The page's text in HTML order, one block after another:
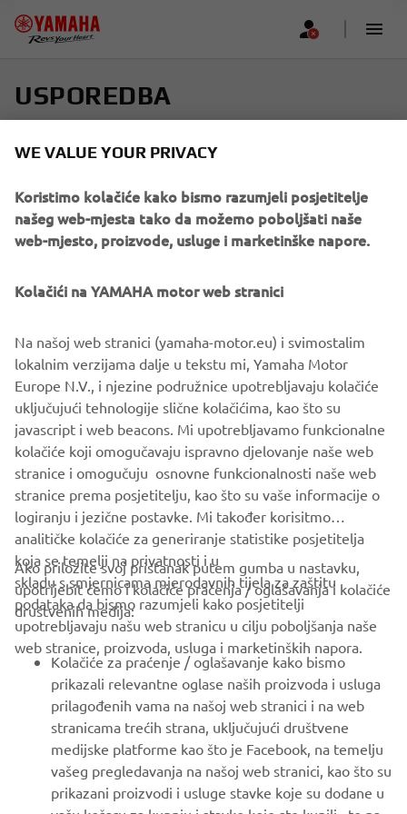
USPOREDBA
Pomičite se vodoravno kako biste vidjeli više
Add new
CORPORATE
FOR BUSINESS
MORE YAMAHA
SUPPORT
BILTEN
Budite prvi koji će saznati o najnovijim ponudama, posebnim
događajima, novim izdanjima i još mnogo toga
Flip to landscape
For optimal functionality, turn your phone to
landscape mode
POTVRDI
WE VALUE YOUR PRIVACY
Koristimo kolačiće kako bismo razumjeli posjetitelje
našeg web-mjesta tako da možemo poboljšati naše
web-mjesto, proizvode, usluge i marketinške napore.
Kolačići na YAMAHA motor web stranici
Na našoj web stranici (yamaha-motor.eu) i svimostalim
lokalnim verzijama dalje u tekstu mi, Yamaha Motor
Europe N.V., i njezine podružnice upotrebljavaju kolačiće
uključujući tehnologije slične kolačićima, kao što su
javascript i web beacons. Mi upotrebljavamo funkcionalne
kolačiće koji omogučavaju ispravno djelovanje naše web
stranice i omogučuju osnovne funkcionalnosti naše web
stranice prema posjetitelju, kao što su vaše informacije o
logiranju i jezične postavke. Mi također korisitmo
analitičke kolačiće za generiranje statistike posjetitelja
koja se temelji na privatnosti i u
skladu s smjernicama mjerodavnih tijela za zaštitu
podataka da bismo razumjeli kako posjetitelji
upotrebljavaju našu web stranicu u cilju poboljšanja naše
web stranice, proizvoda, usluga i marketinških napora.
Ako priložite svoj pristanak putem gumba u nastavku,
upotrijebit ćemo i kolačiće praćenja / oglašavanja i kolačiće
društvenih medija:
Kolačiće za praćenje / oglašavanje kako bismo
prikazali relevantne oglase naših proizvoda i usluga
prilagođenih vama na našoj web stranici i na web
stranicama trećih strana, uključujući društvene
medijske platforme kao što je Facebook, na temelju
vašeg pregledavanja na našoj web stranici, kao što su
prikazani proizvodi i usluge stavke koje su dodane u